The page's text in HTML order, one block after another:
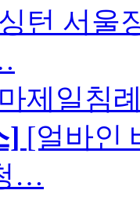
턴 서울
제일침
] [얼바인
…